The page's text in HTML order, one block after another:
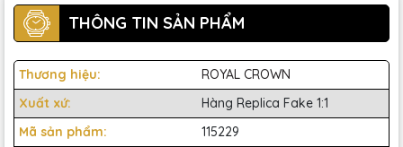
THÔNG TIN SẢN PHẨM
Thương hiệu:
ROYAL CROWN
Xuất xứ:
Hàng Replica Fake 1:1
Mã sản phẩm:
115229